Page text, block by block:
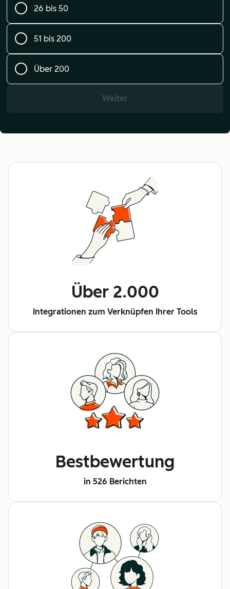
26 bis 50
51 bis 200
Über 200
Weiter
Über 2.000
Integrationen zum Verknüpfen Ihrer Tools
Bestbewertung
in 526 Berichten